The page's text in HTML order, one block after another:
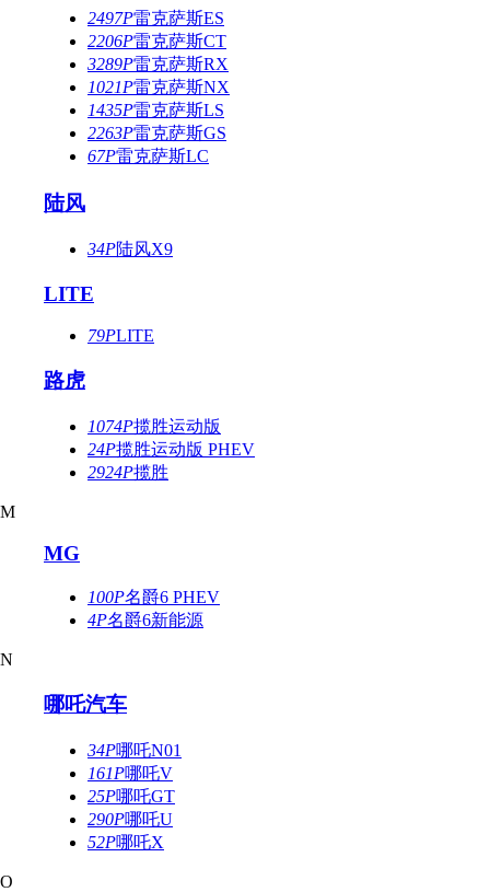
2497P雷克萨斯ES
2206P雷克萨斯CT
3289P雷克萨斯RX
1021P雷克萨斯NX
1435P雷克萨斯LS
2263P雷克萨斯GS
67P雷克萨斯LC
陆风
34P陆风X9
LITE
79PLITE
路虎
1074P揽胜运动版
24P揽胜运动版 PHEV
2924P揽胜
M
MG
100P名爵6 PHEV
4P名爵6新能源
N
哪吒汽车
34P哪吒N01
161P哪吒V
25P哪吒GT
290P哪吒U
52P哪吒X
O